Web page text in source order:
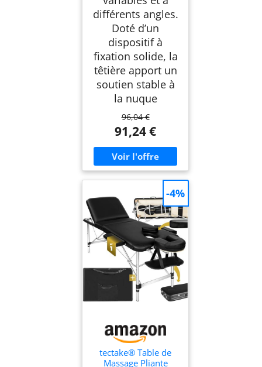
différents angles.
Doté d’un
dispositif à
fixation solide, la
têtière apport un
soutien stable à
la nuque
96,04 €
91,24 €
tectake® Table de
Massage Pliante
-4%